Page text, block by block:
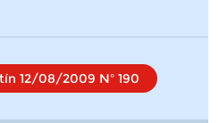
12/08/2009 Nº 190